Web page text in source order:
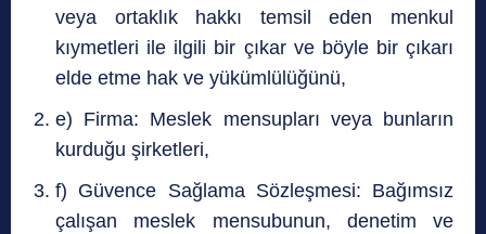
veya ortaklık hakkı temsil eden menkul
kıymetleri ile ilgili bir çıkar ve böyle bir çıkarı
elde etme hak ve yükümlülüğünü,
e) Firma: Meslek mensupları veya bunların
kurduğu şirketleri,
f) Güvence Sağlama Sözleşmesi: Bağımsız
çalışan meslek mensubunun, denetim ve